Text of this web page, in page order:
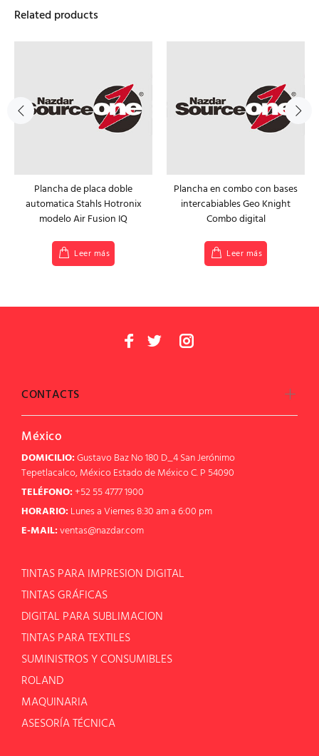
Related products
Plancha de placa doble
automatica Stahls Hotronix
modelo Air Fusion IQ
Leer más
Plancha en combo con bases
intercabiables Geo Knight
Combo digital
Leer más
CONTACTS
México
DOMICILIO:Gustavo Baz No 180 D_4 San Jerónimo
Tepetlacalco, México Estado de México C. P 54090
TELÉFONO:+52 55 4777 1900
HORARIO: Lunes a Viernes 8:30 am a 6:00 pm
E-MAIL:ventas@nazdar.com
TINTAS PARA IMPRESION DIGITAL
TINTAS GRÁFICAS
DIGITAL PARA SUBLIMACION
TINTAS PARA TEXTILES
SUMINISTROS Y CONSUMIBLES
ROLAND
MAQUINARIA
ASESORÍA TÉCNICA